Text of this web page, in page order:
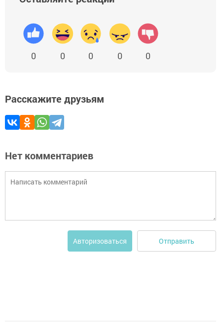
0 0 0 0 0
Расскажите друзьям
Нет комментариев
Авторизоваться Отправить